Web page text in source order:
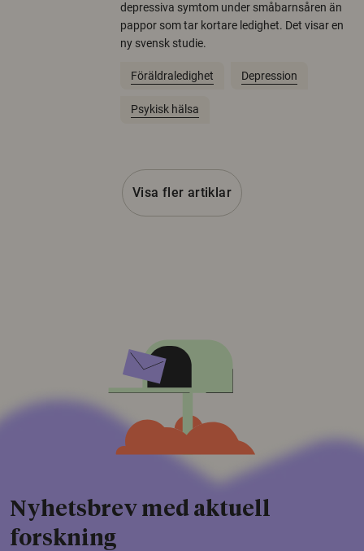
depressiva symtom under småbarnsåren än
pappor som tar kortare ledighet. Det visar en
ny svensk studie.
Föräldraledighet Depression
Psykisk hälsa
Visa fler artiklar
Nyhetsbrev med aktuell
forskning